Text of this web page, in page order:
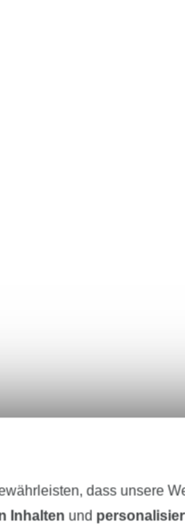
dass unsere
Inhalten und